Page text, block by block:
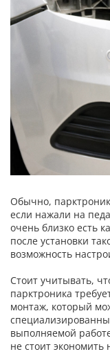
Обычно,
если нажали на
очень близко есть
после установки
возможность
Стоит учитывать,
парктроника
монтаж, который
выполняемой
не стоит экономить